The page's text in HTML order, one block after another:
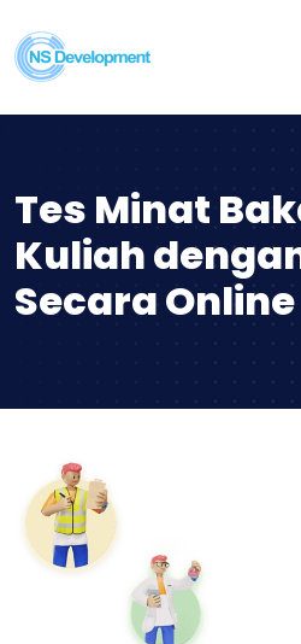
Tes Minat
Kuliah
Secara Online